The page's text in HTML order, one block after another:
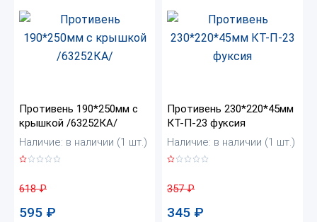
Противень 190*250мм с
крышкой /63252КА/
Наличие: в наличии (1 шт.)
618₽
595 ₽
Противень 230*220*45мм
КТ-П-23 фуксия
Наличие: в наличии (1 шт.)
357₽
345 ₽